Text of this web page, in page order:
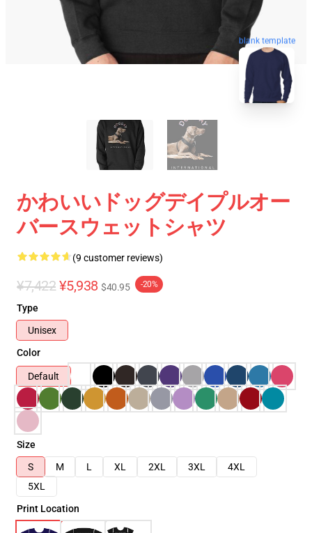
blank template
かわいいドッグデイプルオー
バースウェットシャツ
(9 customer reviews)
¥7,422 ¥5,938 $40.95 -20%
Type
Unisex
Color
Default
Size
S
M L XL 2XL 3XL
4XL
5XL
Print Location